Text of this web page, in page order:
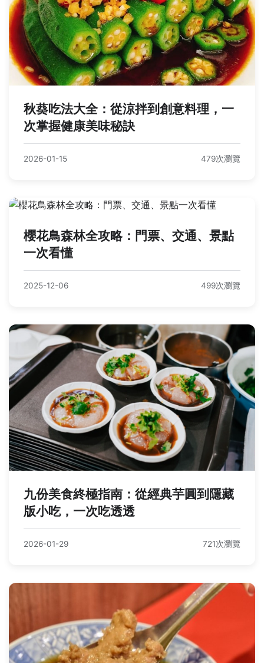
秋葵吃法大全：從涼拌到創意料理，一
次掌握健康美味秘訣
2026-01-15 479次瀏覽
櫻花鳥森林全攻略：門票、交通、景點
一次看懂
2025-12-06 499次瀏覽
九份美食終極指南：從經典芋圓到隱藏
版小吃，一次吃透透
2026-01-29 721次瀏覽